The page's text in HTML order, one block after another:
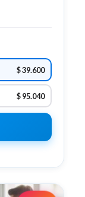
$ 39.600
$ 95.040